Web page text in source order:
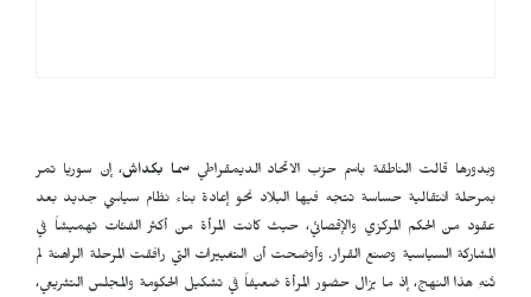
وبدورها قالت الناطقة باسم حزب الاتحاد الديمقراطيسما بكداش، إن سوريا تمر
بمرحلة انتقالية حساسة تتجه فيها البلاد نحو إعادة بناء نظام سياسي جديد بعد
عقود من الحكم المركزي والإقصائي، حيث كانت المرأة من أكثر الفئات تهميشاً في
المشاركة السياسية وصنع القرار. وأوضحت أن التغييرات التي رافقت المرحلة الراهنة لم
تُنهِ هذا النهج، إذ ما يزال حضور المرأة ضعيفاً في تشكيل الحكومة والمجلس التشريعي،